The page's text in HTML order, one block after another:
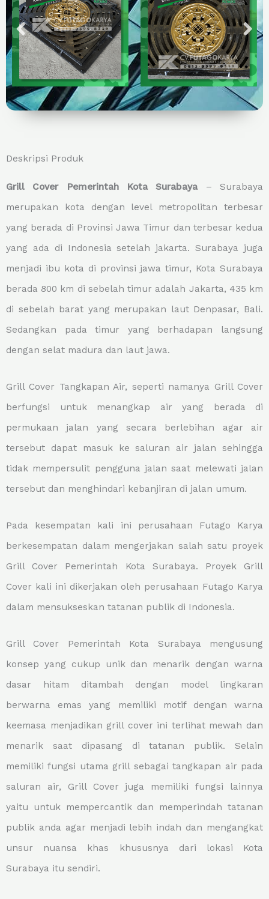
Deskripsi Produk
Grill Cover Pemerintah Kota Surabaya– Surabaya
merupakan kota dengan level metropolitan terbesar
yang berada di Provinsi Jawa Timur dan terbesar kedua
yang ada di Indonesia setelah jakarta. Surabaya juga
menjadi ibu kota di provinsi jawa timur, Kota Surabaya
berada 800 km di sebelah timur adalah Jakarta, 435 km
di sebelah barat yang merupakan laut Denpasar, Bali.
Sedangkan pada timur yang berhadapan langsung
dengan selat madura dan laut jawa.
Grill Cover Tangkapan Air, seperti namanya Grill Cover
berfungsi untuk menangkap air yang berada di
permukaan jalan yang secara berlebihan agar air
tersebut dapat masuk ke saluran air jalan sehingga
tidak mempersulit pengguna jalan saat melewati jalan
tersebut dan menghindari kebanjiran di jalan umum.
Pada kesempatan kali ini perusahaan Futago Karya
berkesempatan dalam mengerjakan salah satu proyek
Grill Cover Pemerintah Kota Surabaya. Proyek Grill
Cover kali ini dikerjakan oleh perusahaan Futago Karya
dalam mensukseskan tatanan publik di Indonesia.
Grill Cover Pemerintah Kota Surabaya mengusung
konsep yang cukup unik dan menarik dengan warna
dasar hitam ditambah dengan model lingkaran
berwarna emas yang memiliki motif dengan warna
keemasa menjadikan grill cover ini terlihat mewah dan
menarik saat dipasang di tatanan publik. Selain
memiliki fungsi utama grill sebagai tangkapan air pada
saluran air, Grill Cover juga memiliki fungsi lainnya
yaitu untuk mempercantik dan memperindah tatanan
publik anda agar menjadi lebih indah dan mengangkat
unsur nuansa khas khususnya dari lokasi Kota
Surabaya itu sendiri.